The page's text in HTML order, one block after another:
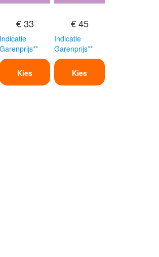
€ 33
Indicatie
Garenprijs**
Kies
€ 45
Indicatie
Garenprijs**
Kies